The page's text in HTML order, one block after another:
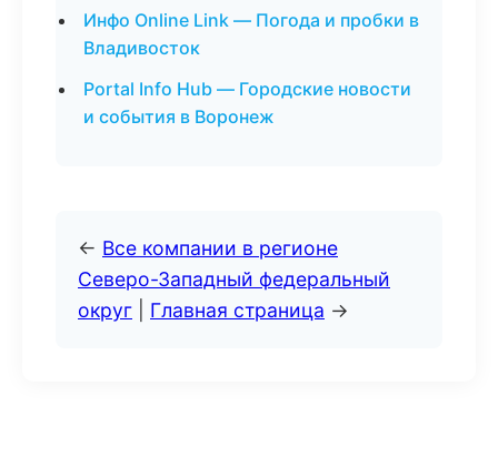
Инфо Online Link — Погода и пробки в
Владивосток
Portal Info Hub — Городские новости
и события в Воронеж
← Все компании в регионе
Северо-Западный федеральный
округ
Главная страница →